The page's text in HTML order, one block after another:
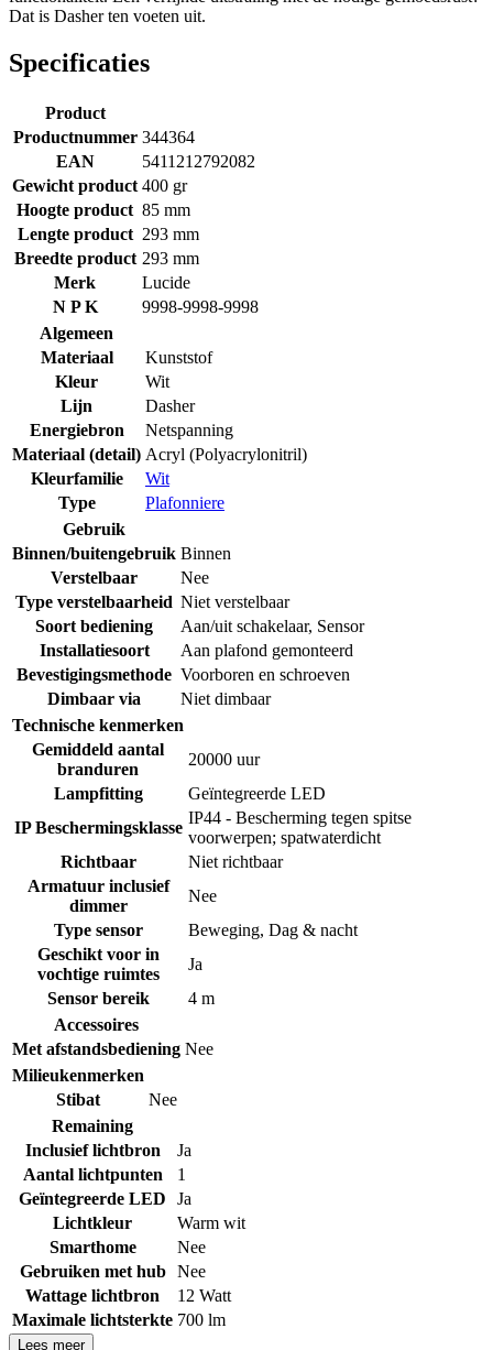
Dat is Dasher ten voeten uit.
Specificaties
Product
Productnummer 344364
EAN
5411212792082
Gewicht product 400 gr
Hoogte product 85 mm
Lengte product 293 mm
Breedte product 293 mm
Merk
Lucide
N P K
9998-9998-9998
Algemeen
Materiaal
Kunststof
Kleur
Wit
Lijn
Dasher
Energiebron
Netspanning
Materiaal (detail) Acryl (Polyacrylonitril)
Kleurfamilie
Wit
Type
Plafonniere
Gebruik
Binnen/buitengebruik Binnen
Verstelbaar
Nee
Type verstelbaarheid Niet verstelbaar
Soort bediening
Aan/uit schakelaar, Sensor
Installatiesoort
Aan plafond gemonteerd
Bevestigingsmethode Voorboren en schroeven
Dimbaar via
Niet dimbaar
Technische kenmerken
Gemiddeld aantal
branduren
20000 uur
Lampfitting
Geïntegreerde LED
IP Beschermingsklasse
IP44 - Bescherming tegen spitse
voorwerpen; spatwaterdicht
Richtbaar
Niet richtbaar
Armatuur inclusief
dimmer
Nee
Type sensor
Beweging, Dag & nacht
Geschikt voor in
vochtige ruimtes
Ja
Sensor bereik
4 m
Accessoires
Met afstandsbediening Nee
Milieukenmerken
Stibat
Nee
Remaining
Inclusief lichtbron
Ja
Aantal lichtpunten
1
Geïntegreerde LED
Ja
Lichtkleur
Warm wit
Smarthome
Nee
Gebruiken met hub
Nee
Wattage lichtbron
12 Watt
Maximale lichtsterkte 700 lm
Lees meer